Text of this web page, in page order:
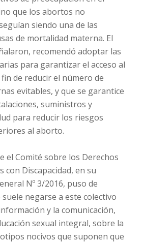
que los abortos no
siendo una de las
de mortalidad materna. El
recomendó adoptar las
para garantizar el acceso al
de reducir el número de
evitables, y que se garantice
suministros y
para reducir los riesgos
al aborto.
el Comité sobre los Derechos
con Discapacidad, en su
Nº 3/2016, puso de
negarse a este colectivo
y la comunicación,
sexual integral, sobre la
nocivos que suponen que